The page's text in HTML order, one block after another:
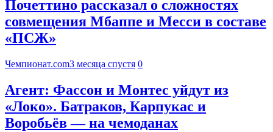
Почеттино рассказал о сложностях
совмещения Мбаппе и Месси в составе
«ПСЖ»
Чемпионат.com3 месяца спустя 0
Агент: Фассон и Монтес уйдут из
«Локо». Батраков, Карпукас и
Воробьёв — на чемоданах